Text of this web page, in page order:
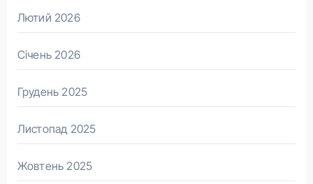
Лютий 2026
Січень 2026
Грудень 2025
Листопад 2025
Жовтень 2025